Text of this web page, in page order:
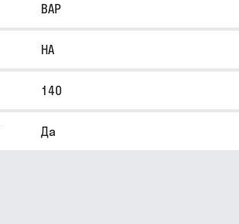
BAP
HA
140
Да